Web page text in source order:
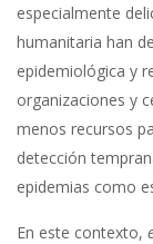
especialmente
humanitaria han
epidemiológica y
organizaciones y
menos recursos
detección
epidemias como
En este contexto,